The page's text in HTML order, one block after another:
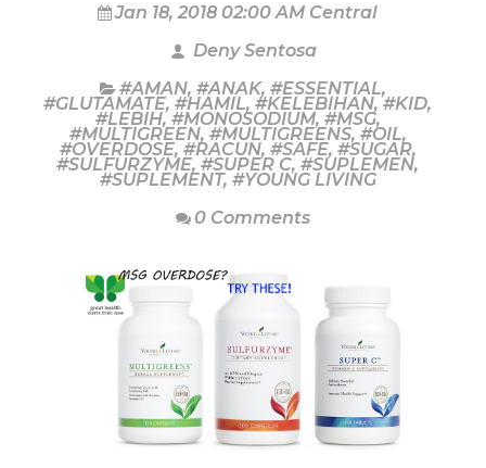
Jan 18, 2018 02:00 AM Central
Deny Sentosa
#AMAN, #ANAK, #ESSENTIAL,
#GLUTAMATE, #HAMIL, #KELEBIHAN,#KID,
#LEBIH,#MONOSODIUM, #MSG,
#MULTIGREEN, #MULTIGREENS, #OIL,
#OVERDOSE, #RACUN, #SAFE, #SUGAR,
#SULFURZYME, #SUPER C, #SUPLEMEN,
#SUPLEMENT, #YOUNG LIVING
0 Comments